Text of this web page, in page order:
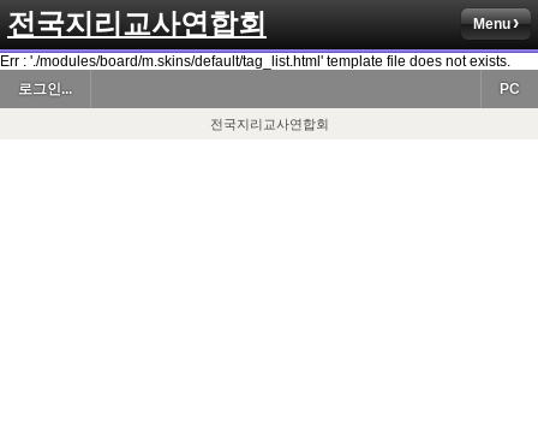
전국지리교사연합회 Menu
Err : './modules/board/m.skins/default/tag_list.html' template file does not exists.
로그인...
PC
전국지리교사연합회